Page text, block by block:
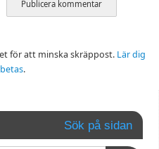
för att minska skräppost. Lär dig
.
Sök på sidan